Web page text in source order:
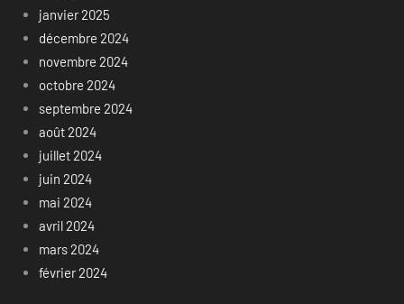
janvier 2025
décembre 2024
novembre 2024
octobre 2024
septembre 2024
août 2024
juillet 2024
juin 2024
mai 2024
avril 2024
mars 2024
février 2024